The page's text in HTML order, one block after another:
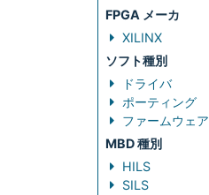
FPGA メーカ
XILINX
ソフト種別
ドライバ
ポーティング
ファームウェア
MBD 種別
HILS
SILS